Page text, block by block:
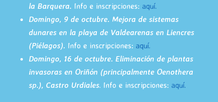
la Barquera. Info e inscripciones: aquí.
Domingo, 9 de octubre. Mejora de sistemas
dunares en la playa de Valdearenas en Liencres
(Piélagos). Info e inscripciones: aquí.
Domingo, 16 de octubre. Eliminación de plantas
invasoras en Oriñón (principalmente Oenothera
sp.), Castro Urdiales. Info e inscripciones: aquí.